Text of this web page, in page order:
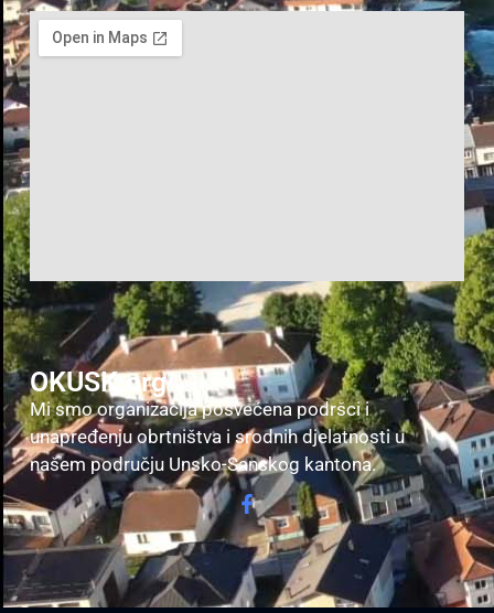
OKUSK.org
Mi smo organizacija posvećena podršci i
unapređenju obrtništva i srodnih djelatnosti u
našem području Unsko-Sanskog kantona.